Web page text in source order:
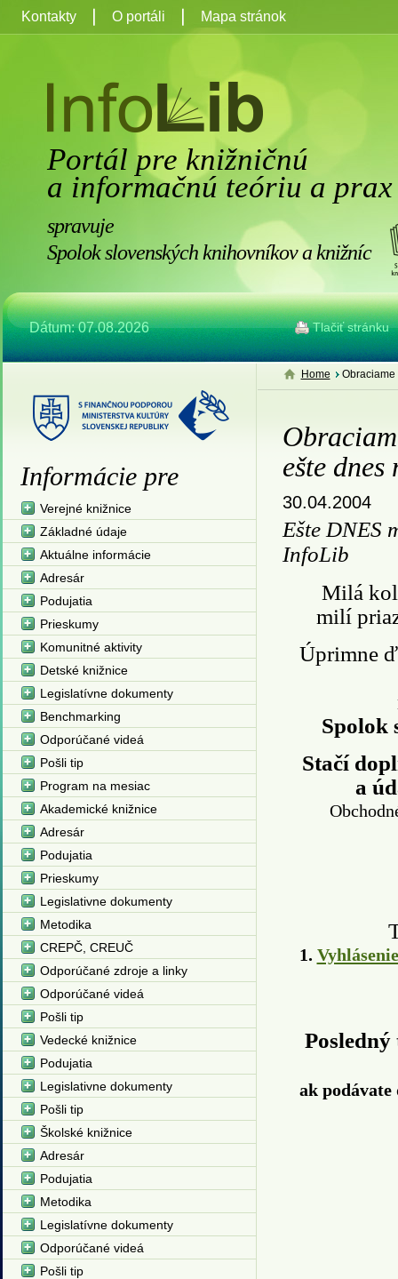
Portál pre knižničnú
a informačnú teóriu a prax
spravuje
Spolok slovenských knihovníkov a knižníc
Dátum: 07.08.2026 Tlačiť stránku
Kontakty O portáli Mapa stránok
Home Obraciame
ešte
30.04.2004
Ešte DNES
InfoLib
Milá
milí
Úprimne
Spolok
Stačí
a
1.
ak podávate
Informácie pre
Verejné knižnice
Základné údaje
Aktuálne informácie
Adresár
Podujatia
Prieskumy
Komunitné aktivity
Detské knižnice
Legislatívne dokumenty
Benchmarking
Odporúčané videá
Pošli tip
Program na mesiac
Akademické knižnice
Adresár
Podujatia
Prieskumy
Legislativne dokumenty
Metodika
CREPČ, CREUČ
Odporúčané zdroje a linky
Odporúčané videá
Pošli tip
Vedecké knižnice
Podujatia
Legislativne dokumenty
Pošli tip
Školské knižnice
Adresár
Podujatia
Metodika
Legislatívne dokumenty
Odporúčané videá
Pošli tip